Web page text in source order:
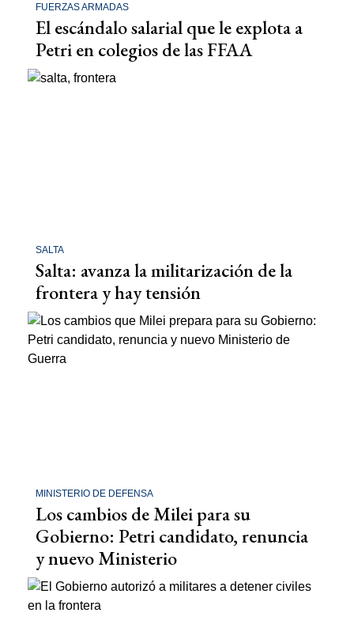
FUERZAS ARMADAS
El escándalo salarial que le explota a
Petri en colegios de las FFAA
SALTA
Salta: avanza la militarización de la
frontera y hay tensión
MINISTERIO DE DEFENSA
Los cambios de Milei para su
Gobierno: Petri candidato, renuncia
y nuevo Ministerio